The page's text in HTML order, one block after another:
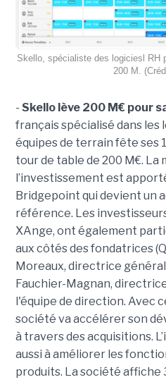
Skello, spécialiste des logiciesl RH
200 M.
- Skello lève 200 M€ pour
français spécialisé dans les
équipes de terrain fête ses
tour de table de 200 M€. La
l’investissement est
Bridgepoint qui devient un
référence. Les
XAnge, ont également
aux côtés des fondatrices
Moreaux, directrice
Fauchier-Magnan,
l'équipe de direction. Avec
société va accélérer son
à travers des acquisitions.
aussi à améliorer les
produits. La société